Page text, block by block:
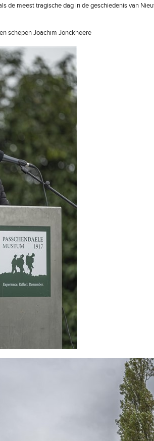
de meest tragische dag in de geschiedenis van
schepen Joachim Jonckheere